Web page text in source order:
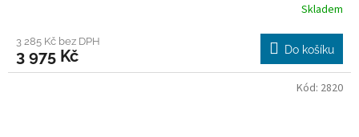
Skladem
3 285 Kč bez DPH
3 975 Kč Do košíku
Kód: 2820